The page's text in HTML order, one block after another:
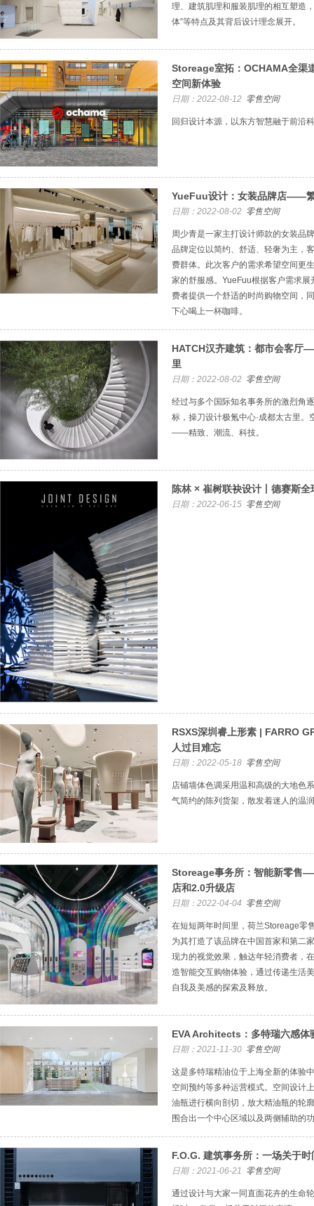
理、建筑肌理和服装肌理的相互塑造
体”等特点及其背后设计理念展开。
Storeage室拓：OCHAMA全渠
空间新体验
日期：2022-08-12 零售空间
回归设计本源，以东方智慧融于前沿
YueFuu设计：女装品牌店——
日期：2022-08-02 零售空间
周少青是一家主打设计师款的女装品
品牌定位以简约、舒适、轻奢为主，
费群体。此次客户的需求希望空间更
家的舒服感。YueFuu根据客户需求
费者提供一个舒适的时尚购物空间，
下心喝上一杯咖啡。
HATCH汉齐建筑：都市会客厅
里
日期：2022-08-02 零售空间
经过与多个国际知名事务所的激烈角
标，操刀设计极氪中心·成都太古里
——精致、潮流、科技。
陈林 × 崔树联袂设计丨德赛斯全
日期：2022-06-15 零售空间
RSXS深圳睿上形素 | FARRO
人过目难忘
日期：2022-05-18 零售空间
店铺墙体色调采用温和高级的大地色
气简约的陈列货架，散发着迷人的温
Storeage事务所：智能新零售
店和2.0升级店
日期：2022-04-04 零售空间
在短短两年时间里，荷兰Storeage零
为其打造了该品牌在中国首家和第二
现力的视觉效果，触达年轻消费者，
造智能交互购物体验，通过传递生活
自我及美感的探索及释放。
EVA Architects：多特瑞六感
日期：2021-11-30 零售空间
这是多特瑞精油位于上海全新的体验
空间预约等多种运营模式。空间设计
油瓶进行横向剖切，放大精油瓶的轮
围合出一个中心区域以及两侧辅助的
F.O.G. 建筑事务所：一场关于
日期：2021-06-21 零售空间
通过设计与大家一同直面花卉的生命